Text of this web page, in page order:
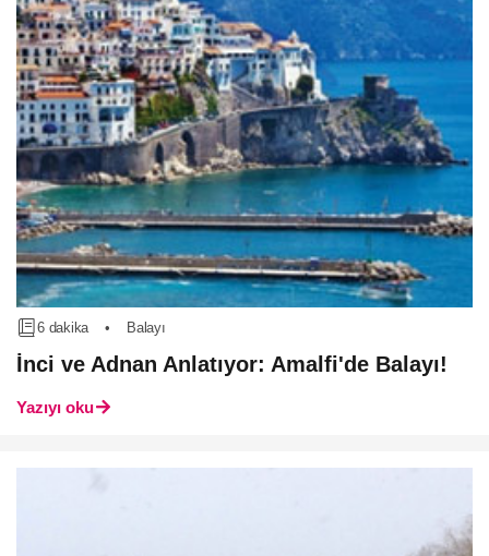
6 dakika • Balayı
İnci ve Adnan Anlatıyor: Amalfi'de Balayı!
Yazıyı oku